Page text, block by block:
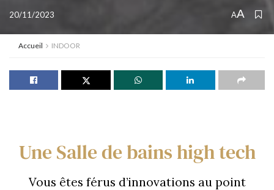
20/11/2023 AA
Accueil INDOOR
Une Salle de bains high tech
Vous êtes férus d’innovations au point